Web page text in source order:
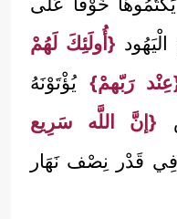
{أُولَئِكَ لَهُمْ
رَبّهمْ} يُؤْتَوْنَهُ
{إنَّ اللَّه سَرِيع
قَدْر نِصْف نَهَار